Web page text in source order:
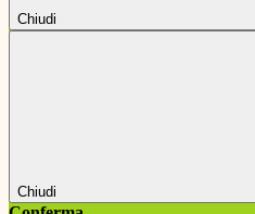
Chiudi
Chiudi